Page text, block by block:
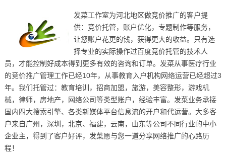
发菜工作室为河北地区做竞价推广的客户提
供：竞价托管，账户优化，专题制作等服务，
让您账户花更的钱，获得更大的收益。只有选
择专业的实际操作过百度竞价托管的技术人
员，才能控制好成本得到更多有效的咨询和订单。发菜从事医疗行业
的竞价推广管理工作已经10年，从事教育入户机构网络运营已经超过3
年。我们托管过：教育培训，招商加盟，旅游，美容整形，游戏机
械，律师，房地产，网络公司等类型账户，经验丰富。发菜业务承接
国内四大搜索引擎、各类新媒体平台信息流的开户和代运营。大多客
户来自广州，深圳，北京、福建，云南，山东等公司不同行业的中小
企业主，得到了客户好评，发菜愿与您一道分享网络推广的心路历
程！